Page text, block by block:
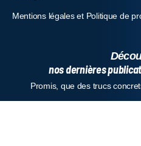
Mentions légales et Politique de
nos dernières
Promis, que des trucs